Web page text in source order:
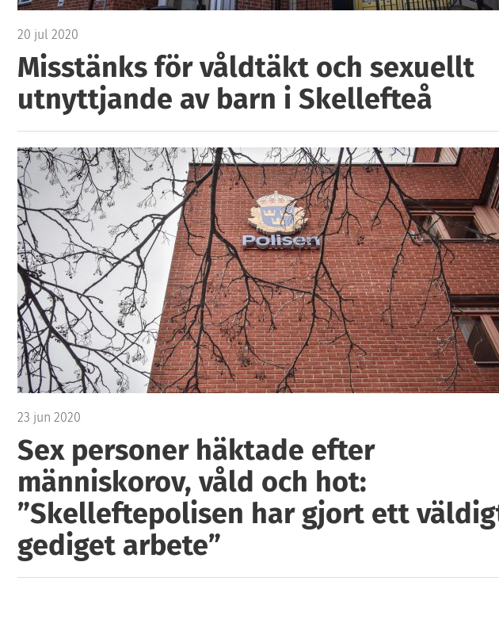
20 jul 2020
Misstänks för våldtäkt och sexuellt
utnyttjande av barn i Skellefteå
23 jun 2020
Sex personer häktade efter
människorov, våld och hot:
”Skelleftepolisen har gjort ett
gediget arbete”